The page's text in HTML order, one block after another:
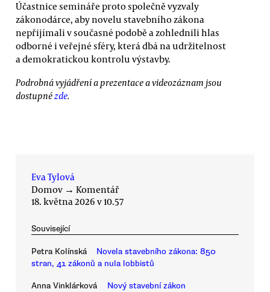
Účastnice semináře proto společně vyzvaly
zákonodárce, aby novelu stavebního zákona
nepřijímali v současné podobě a zohlednili hlas
odborné i veřejné sféry, která dbá na udržitelnost
a demokratickou kontrolu výstavby.
Podrobná vyjádření a prezentace a videozáznam jsou
dostupnézde.
Eva Tylová
Domov → Komentář
18. května 2026 v 10.57
Související
Petra Kolínská
Novela stavebního zákona: 850
stran, 41 zákonů a nula lobbistů
Anna Vinklárková
Nový stavební zákon